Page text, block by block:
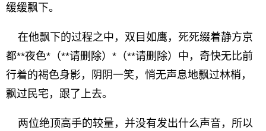
缓缓飘下。
在他飘下的过程之中，双目如鹰，死死缀着静方京
都**夜色*（**请删除）*（**请删除）中，奇快无比前
行着的褐色身影，阴阴一笑，悄无声息地飘过林梢，
飘过民宅，跟了上去。
两位绝顶高手的较量，并没有发出什么声音，所以